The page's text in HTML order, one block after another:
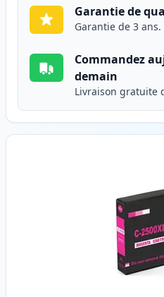
Garantie de
Garantie de 3
Commandez
demain
Livraison gratuite